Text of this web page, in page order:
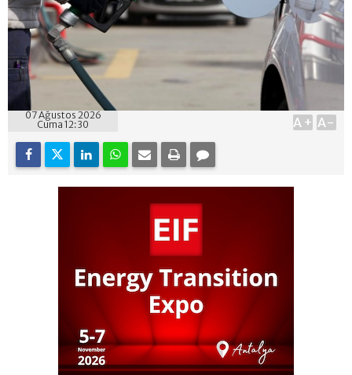
07 Ağustos 2026
Cuma 12:30
A+ A-